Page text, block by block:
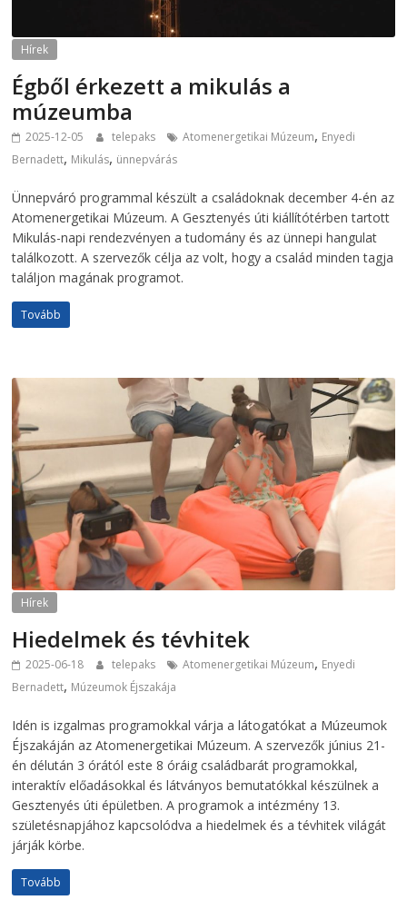
Hírek
Égből érkezett a mikulás a
múzeumba
2025-12-05 telepaks Atomenergetikai Múzeum, Enyedi
Bernadett, Mikulás, ünnepvárás
Ünnepváró programmal készült a családoknak december 4-én az
Atomenergetikai Múzeum. A Gesztenyés úti kiállítótérben tartott
Mikulás-napi rendezvényen a tudomány és az ünnepi hangulat
találkozott. A szervezők célja az volt, hogy a család minden tagja
találjon magának programot.
Tovább
Hírek
Hiedelmek és tévhitek
2025-06-18 telepaks Atomenergetikai Múzeum, Enyedi
Bernadett, Múzeumok Éjszakája
Idén is izgalmas programokkal várja a látogatókat a Múzeumok
Éjszakáján az Atomenergetikai Múzeum. A szervezők június 21-
én délután 3 órától este 8 óráig családbarát programokkal,
interaktív előadásokkal és látványos bemutatókkal készülnek a
Gesztenyés úti épületben. A programok a intézmény 13.
születésnapjához kapcsolódva a hiedelmek és a tévhitek világát
járják körbe.
Tovább